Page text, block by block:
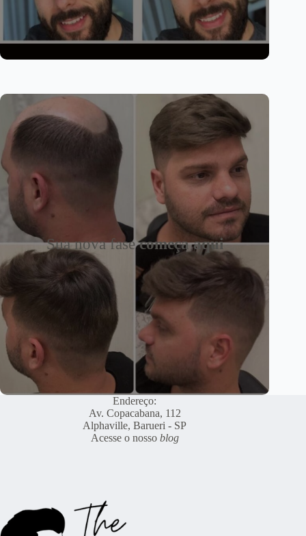
Sua nova fasecomeça aqui
Endereço:
Av. Copacabana, 112
Alphaville, Barueri - SP
Acesse o nosso blog